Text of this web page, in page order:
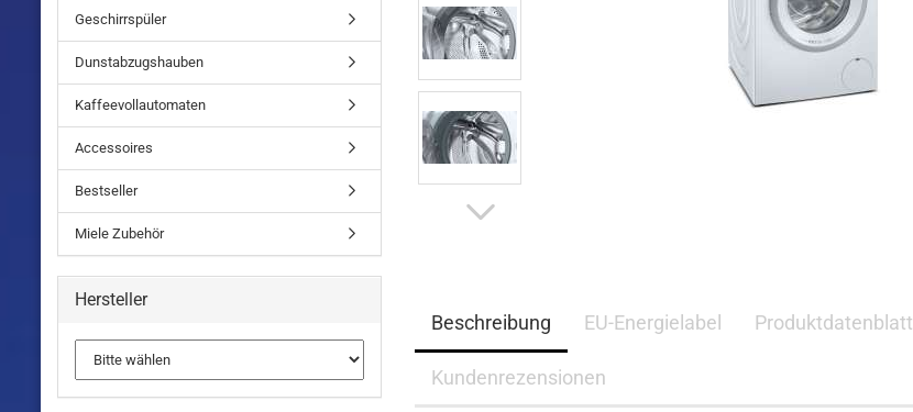
Beschreibung EU-Energielabel Produktdatenblatt
Kundenrezensionen
Geschirrspüler
Dunstabzugshauben
Kaffeevollautomaten
Accessoires
Bestseller
Miele Zubehör
Hersteller